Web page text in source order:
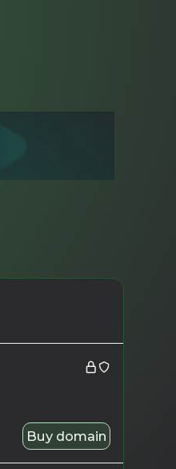
Buy domain